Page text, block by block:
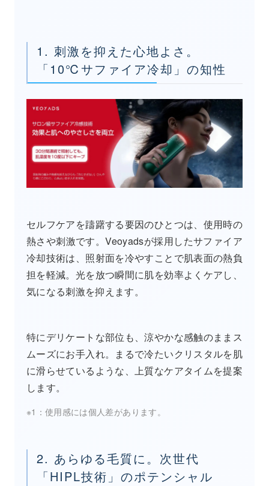
1. 刺激を抑えた心地よさ。
「10℃サファイア冷却」の知性
セルフケアを躊躇する要因のひとつは、使用時の
熱さや刺激です。Veoyadsが採用したサファイア
冷却技術は、照射面を冷やすことで肌表面の熱負
担を軽減。光を放つ瞬間に肌を効率よくケアし、
気になる刺激を抑えます。
特にデリケートな部位も、涼やかな感触のままス
ムーズにお手入れ。まるで冷たいクリスタルを肌
に滑らせているような、上質なケアタイムを提案
します。
※1：使用感には個人差があります。
2. あらゆる毛質に。次世代
「HIPL技術」のポテンシャル